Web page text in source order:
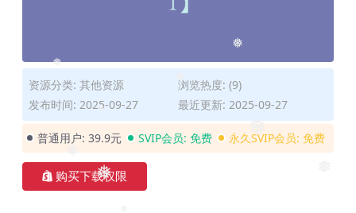
❅
❅
❅
❅
❅
❅
资源分类: 其他资源
浏览热度: (9)
发布时间: 2025-09-27
最近更新: 2025-09-27
普通用户: 39.9元 SVIP会员: 免费 永久SVIP会员: 免费
购买下载权限